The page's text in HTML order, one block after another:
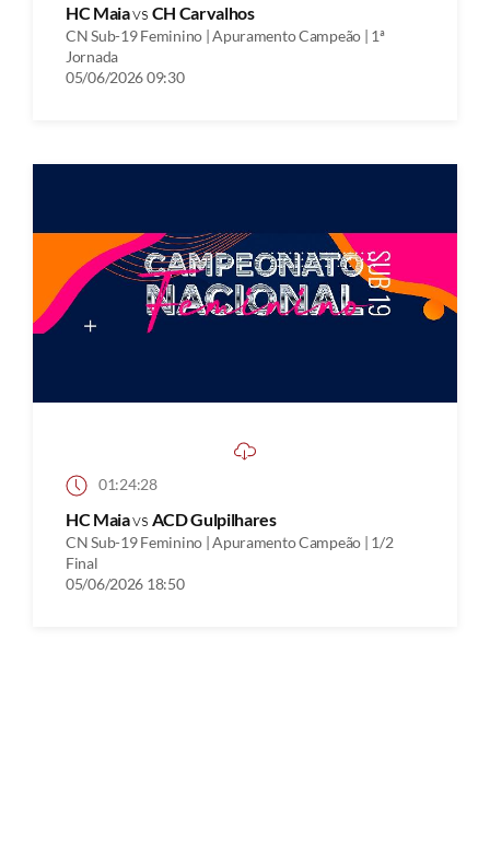
HC Maiavs CH Carvalhos
CN Sub-19 Feminino | Apuramento Campeão | 1ª
Jornada
05/06/2026 09:30
01:24:28
HC Maiavs ACD Gulpilhares
CN Sub-19 Feminino | Apuramento Campeão | 1/2
Final
05/06/2026 18:50